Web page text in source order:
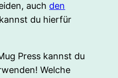
auch den
kannst du hierfür
Press kannst du
Welche